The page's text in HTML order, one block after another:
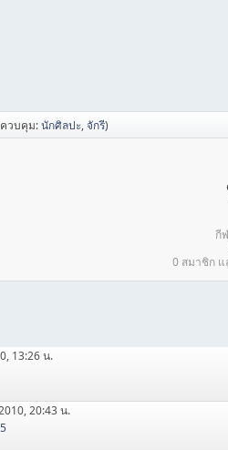
วบคุม:นักศิลปะ,จักรี)
กี
0 สมาชิก แ
13:26 น.
20:43 น.